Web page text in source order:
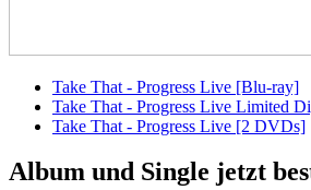
Take That - Progress Live [Blu-ray]
Take That - Progress Live Limited
Take That - Progress Live [2 DVDs]
Album und Single jetzt